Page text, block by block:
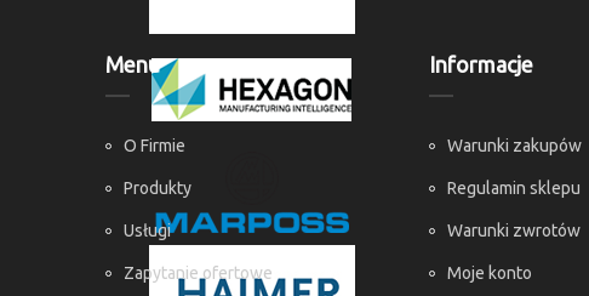
Menu
O Firmie
Produkty
Usługi
Zapytanie ofertowe
Informacje
Warunki zakupów
Regulamin sklepu
Warunki zwrotów
Moje konto